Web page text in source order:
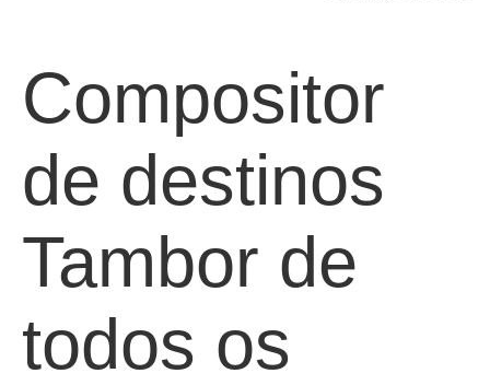
Compositor
de destinos
Tambor de
todos os